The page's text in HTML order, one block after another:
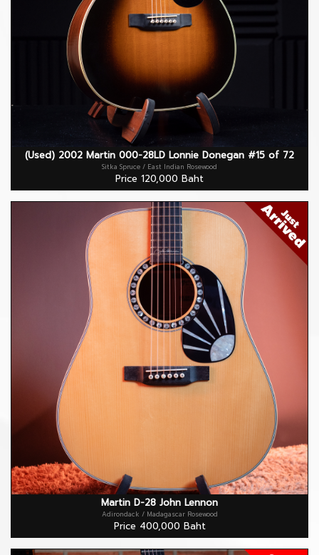
(Used) 2002 Martin 000-28LD Lonnie Donegan #15 of 72
Sitka Spruce / East Indian Rosewood
Price 120,000 Baht
Martin D-28 John Lennon
Adirondack / Madagascar Rosewood
Price 400,000 Baht